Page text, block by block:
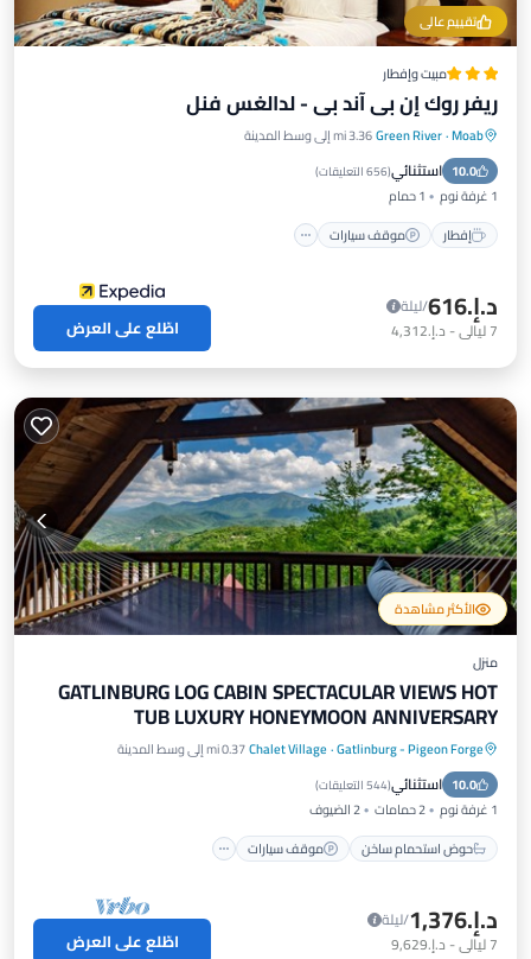
تقييم عالي
مبيت وإفطار
ريفر روك إن بي آند بي - لدالغس فنل
Moab
·
Green River3.36 mi إلى وسط المدينة
10.0 استثنائي(656 التعليقات )
1 غرفة نوم
1 حمام
إفطار
موقف سيارات
إفطار موقف سيارات
شرفة / تراس
د.إ.‏616
/ليلة
7ليالي- د.إ.‏4,312 اطّلع على العرض
الأكثر مشاهدة
منزل
GATLINBURG LOG CABIN SPECTACULAR VIEWS HOT
TUB LUXURY HONEYMOON ANNIVERSARY
Gatlinburg - Pigeon Forge
·
Chalet Village0.37 mi إلى وسط المدينة
10.0 استثنائي(544 التعليقات )
1 غرفة نوم 2 حمامات
2 الضيوف
حوض استحمام ساخن
موقف سيارات
حوض استحمام ساخن
موقف سيارات
مسبح
شرفة / تراس
د.إ.‏1,376
/ليلة
7ليالي- د.إ.‏9,629 اطّلع على العرض